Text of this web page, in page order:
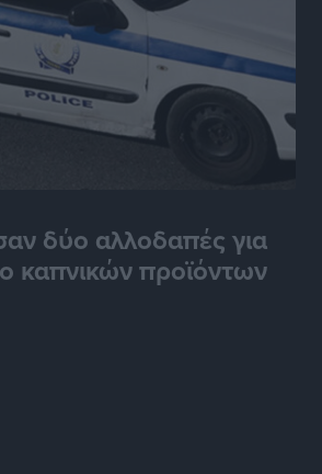
δύο αλλοδαπές για
καπνικών προϊόντων